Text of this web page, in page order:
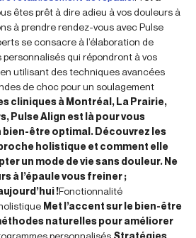
êtes prêt à dire adieu à vos douleurs à
à prendre rendez-vous avec Pulse
se consacre à l’élaboration de
personnalisés qui répondront à vos
utilisant des techniques avancées
de choc pour un soulagement
cliniques à Montréal, La Prairie,
Pulse Align est là pour vous
bien-être optimal. Découvrez les
holistique et comment elle
un mode de vie sans douleur. Ne
à l’épaule vous freiner ;
!Fonctionnalité
Met l’accent sur le bien-être
naturelles pour améliorer
personnalisés Stratégies